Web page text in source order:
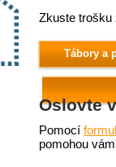
Zkuste trošku
Tábory a
Oslovte
Pomocí
pomohou